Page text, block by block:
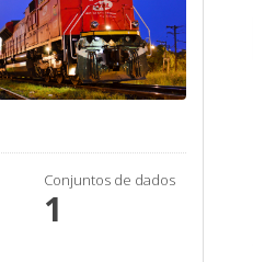
Conjuntos de dados
1